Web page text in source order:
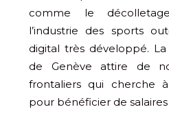
comme le
l’industrie des sports
digital très développé.
de Genève attire de
frontaliers qui cherche
pour bénéficier de salaires